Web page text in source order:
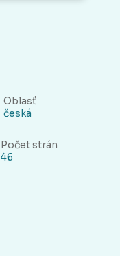
Oblasť
česká
Počet strán
46